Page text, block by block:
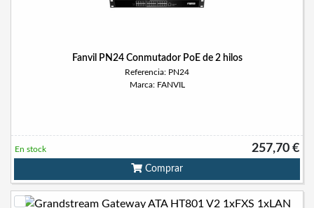
Fanvil PN24 Conmutador PoE de 2 hilos
Referencia: PN24
Marca: FANVIL
257,70 €
En stock
Comprar